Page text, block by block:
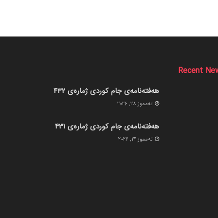
Recent
هەفتەنامەی جام کوردی ژمارەی 432
ته‌مموز 28, 2026
هەفتەنامەی جام کوردی ژمارەی 431
ته‌مموز 14, 2026